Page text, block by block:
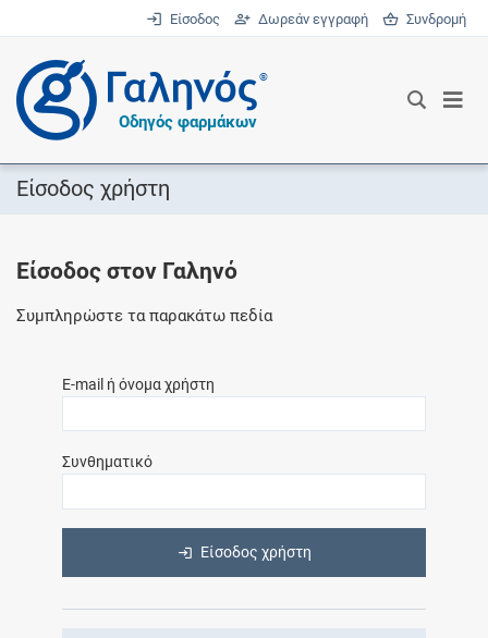
Είσοδος Δωρεάν εγγραφή Συνδρομή
®
Οδηγός φαρμάκων
Είσοδος χρήστη
Είσοδος στον Γαληνό
Συμπληρώστε τα παρακάτω πεδία
E-mail ή όνομα χρήστη
Συνθηματικό
Είσοδος χρήστη